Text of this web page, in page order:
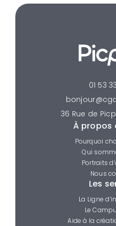
01 53
36 Rue de
À propos
Pourquoi
Qui
Portraits
Nous
Les
La Ligne
Le
Aide à la